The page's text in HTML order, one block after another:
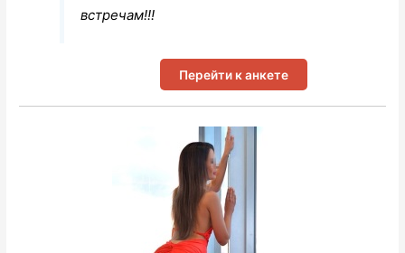
встречам!!!
Перейти к анкете